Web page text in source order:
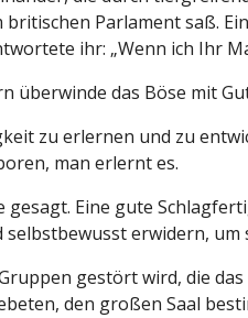
Parlament saß.
ihr: „Wenn ich Ihr
überwinde das Böse mit
zu erlernen und zu
man erlernt es.
Eine gute
erwidern, um
gestört wird, die
den großen Saal